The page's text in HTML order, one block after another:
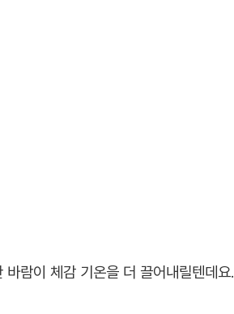
람이 체감 기온을 더 끌어내릴텐데요.